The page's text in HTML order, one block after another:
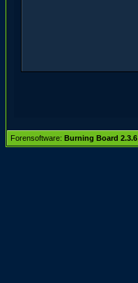
Forensoftware: Burning Board 2.3.6